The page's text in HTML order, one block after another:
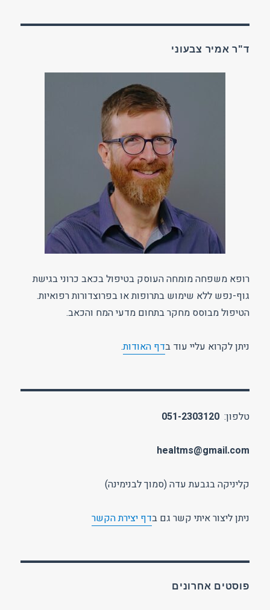
ד"ר אמיר צבעוני
רופא משפחה מומחה העוסק בטיפול בכאב כרוני בגישת
גוף-נפש ללא שימוש בתרופות או בפרוצדורות רפואיות.
הטיפול מבוסס מחקר בתחום מדעי המח והכאב.
ניתן לקרוא עליי עוד בדף האודות.
טלפון:051-2303120
healtms@gmail.com
קליניקה בגבעת עדה (סמוך לבנימינה)
ניתן ליצור איתי קשר גם בדף יצירת הקשר
פוסטים אחרונים